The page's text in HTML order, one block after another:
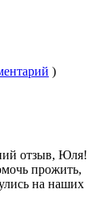
)
отзыв, Юля!
прожить,
на наших